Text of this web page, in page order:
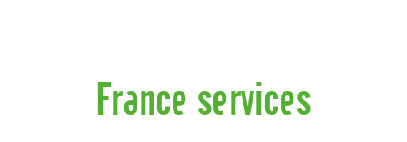
France services